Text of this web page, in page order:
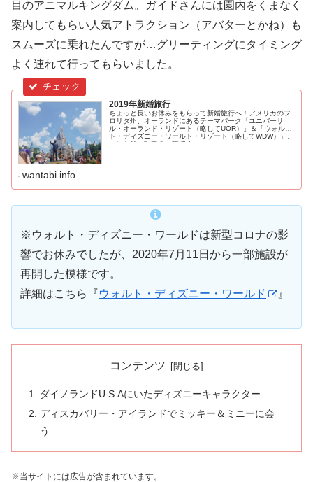
目のアニマルキングダム。ガイドさんには園内をくまなく
案内してもらい人気アトラクション（アバターとかね）も
スムーズに乗れたんですが…グリーティングにタイミング
よく連れて行ってもらいました。
2019年新婚旅行
ちょっと長いお休みをもらって新婚旅行へ！アメリカのフ
ロリダ州、オーランドにあるテーマパーク「ユニバーサ
ル・オーランド・リゾート（略してUOR）」＆「ウォル
ト・ディズニー・ワールド・リゾート（略してWDW）」。
エントリー記事の一覧です。
wantabi.info
※ウォルト・ディズニー・ワールドは新型コロナの影
響でお休みでしたが、2020年7月11日から一部施設が
再開した模様です。
詳細はこちら『ウォルト・ディズニー・ワールド 』
コンテンツ
ダイノランドU.S.Aにいたディズニーキャラクター
ディスカバリー・アイランドでミッキー＆ミニーに会
う
※当サイトには広告が含まれています。